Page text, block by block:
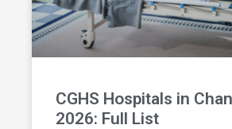
CGHS Hospitals in
2026: Full List